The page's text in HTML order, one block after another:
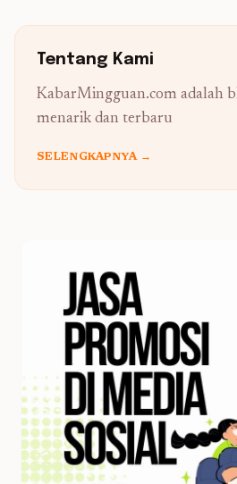
Tentang Kami
KabarMingguan.com adalah
menarik dan terbaru
SELENGKAPNYA →